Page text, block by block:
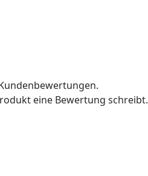
eine Bewertung schreibt.